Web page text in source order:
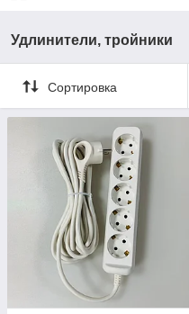
Удлинители, тройники
Сортировка